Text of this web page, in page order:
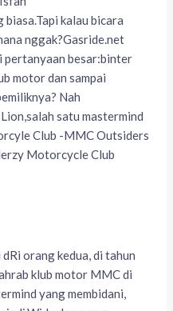
kalau bicara
nggak?Gasride.net
pertanyaan besar:binter
motor dan sampai
Nah
satu mastermind
Club -MMC Outsiders
Motorcycle Club
orang kedua, di tahun
klub motor MMC di
yang membidani,